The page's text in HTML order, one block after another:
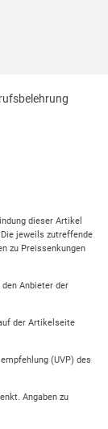
dieser Artikel
jeweils zutreffende
zu Preissenkungen
Anbieter der
der Artikelseite
(UVP) des
Angaben zu